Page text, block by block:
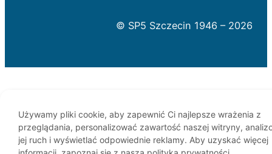
© SP5 Szczecin 1946 – 2026
Używamy pliki cookie, aby zapewnić Ci najlepsze wrażenia z
przeglądania, personalizować zawartość naszej witryny,
jej ruch i wyświetlać odpowiednie reklamy. Aby uzyskać więcej